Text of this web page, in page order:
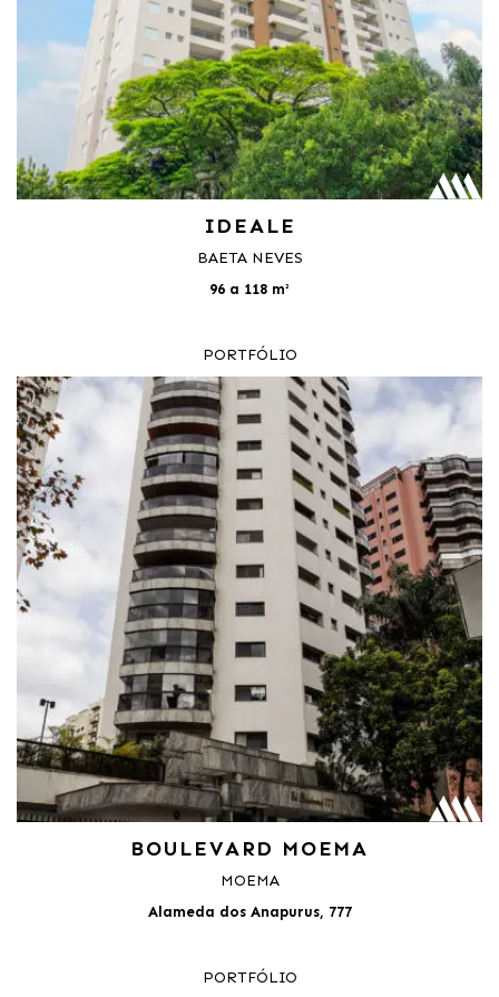
IDEALE
BAETA NEVES
96 a 118 m²
PORTFÓLIO
BOULEVARD MOEMA
MOEMA
Alameda dos Anapurus, 777
PORTFÓLIO